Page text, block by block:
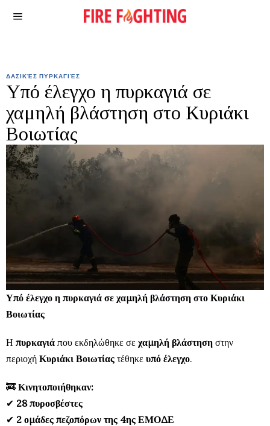
ΔΑΣΙΚΈΣ ΠΥΡΚΑΓΙΈΣ
Υπό έλεγχο η πυρκαγιά σε
χαμηλή βλάστηση στο Κυριάκι
Βοιωτίας
Υπό έλεγχο η πυρκαγιά σε χαμηλή βλάστηση στο Κυριάκι
Βοιωτίας
Η πυρκαγιά που εκδηλώθηκε σε χαμηλή βλάστηση στην
περιοχή Κυριάκι Βοιωτίας τέθηκε υπό έλεγχο.
🚒 Κινητοποιήθηκαν:
✔ 28 πυροσβέστες
✔ 2 ομάδες πεζοπόρων της 4ης ΕΜΟΔΕ